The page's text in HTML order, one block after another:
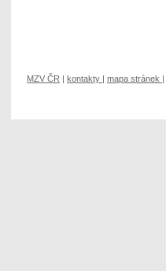
MZV ČR | kontakty | mapa stránek |